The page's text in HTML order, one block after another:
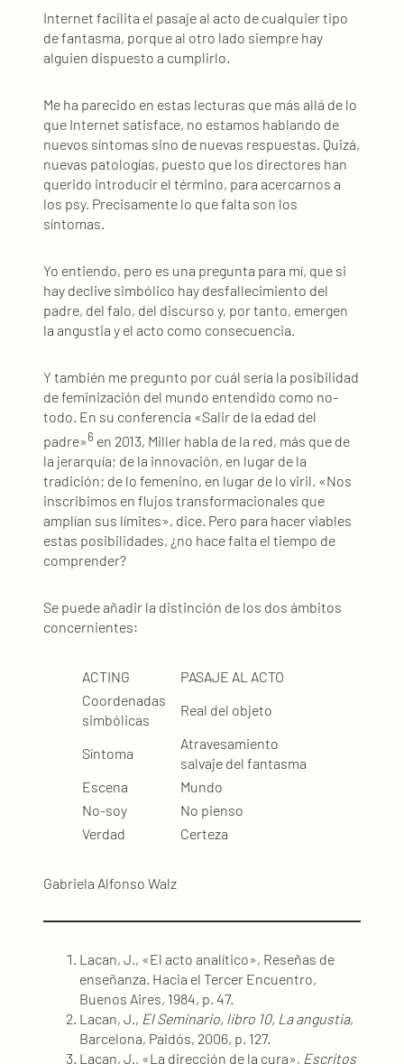
Internet facilita el pasaje al acto de cualquier tipo
de fantasma, porque al otro lado siempre hay
alguien dispuesto a cumplirlo.
Me ha parecido en estas lecturas que más allá de lo
que Internet satisface, no estamos hablando de
nuevos síntomas sino de nuevas respuestas. Quizá,
nuevas patologías, puesto que los directores han
querido introducir el término, para acercarnos a
los psy. Precisamente lo que falta son los
síntomas.
Yo entiendo, pero es una pregunta para mí, que si
hay declive simbólico hay desfallecimiento del
padre, del falo, del discurso y, por tanto, emergen
la angustia y el acto como consecuencia.
Y también me pregunto por cuál sería la posibilidad
de feminización del mundo entendido como no-
todo. En su conferencia «Salir de la edad del
padre»6 en 2013, Miller habla de la red, más que de
la jerarquía; de la innovación, en lugar de la
tradición; de lo femenino, en lugar de lo viril. «Nos
inscribimos en flujos transformacionales que
amplían sus límites», dice. Pero para hacer viables
estas posibilidades, ¿no hace falta el tiempo de
comprender?
Se puede añadir la distinción de los dos ámbitos
concernientes:
ACTING
PASAJE AL ACTO
Coordenadas
simbólicas
Real del objeto
Síntoma
Atravesamiento
salvaje del fantasma
Escena
Mundo
No-soy
No pienso
Verdad
Certeza
Gabriela Alfonso Walz
Lacan, J., «El acto analítico», Reseñas de
enseñanza. Hacia el Tercer Encuentro,
Buenos Aires, 1984, p. 47.
Lacan, J., El Seminario, libro 10, La angustia,
Barcelona, Paidós, 2006, p. 127.
Lacan, J., «La dirección de la cura», Escritos